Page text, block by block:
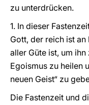
zu unterdrücken.
1. In dieser
Gott, der reich ist
aller Güte ist, um
Egoismus zu heilen
neuen Geist“ zu
Die Fastenzeit und